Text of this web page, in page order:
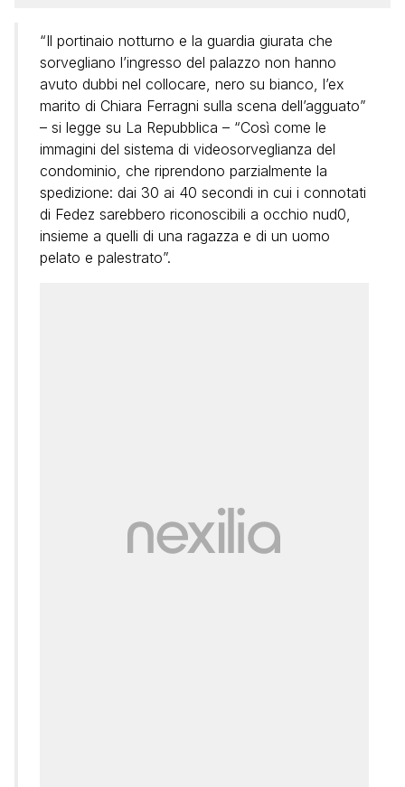
“Il portinaio notturno e la guardia giurata che
sorvegliano l’ingresso del palazzo non hanno
avuto dubbi nel collocare, nero su bianco, l’ex
marito di Chiara Ferragni sulla scena dell’agguato”
– si legge su La Repubblica – “Così come le
immagini del sistema di videosorveglianza del
condominio, che riprendono parzialmente la
spedizione: dai 30 ai 40 secondi in cui i connotati
di Fedez sarebbero riconoscibili a occhio nud0,
insieme a quelli di una ragazza e di un uomo
pelato e palestrato”.